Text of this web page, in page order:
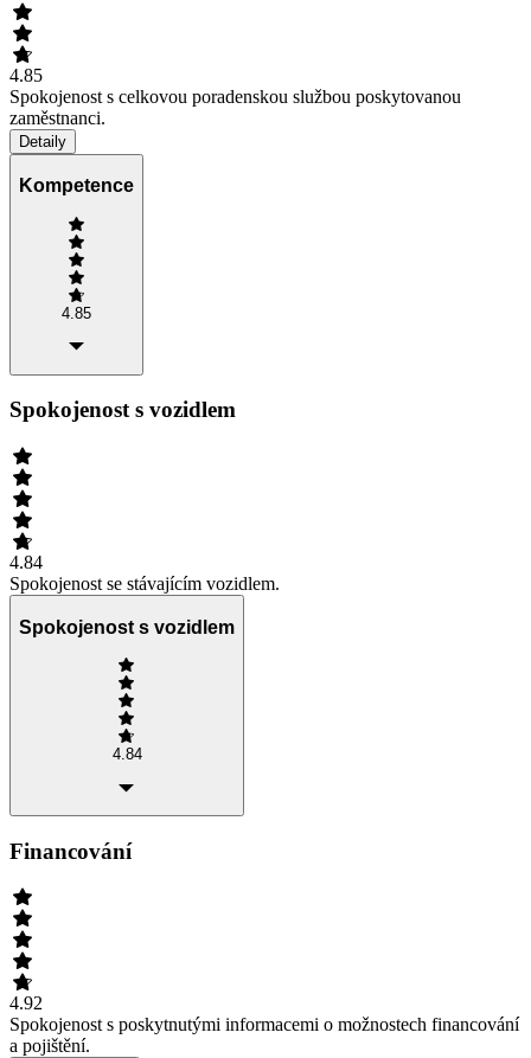
4.85
Spokojenost s celkovou poradenskou službou poskytovanou
zaměstnanci.
Detaily
Kompetence
4.85
Spokojenost s vozidlem
4.84
Spokojenost se stávajícím vozidlem.
Spokojenost s vozidlem
4.84
Financování
4.92
Spokojenost s poskytnutými informacemi o možnostech financování
a pojištění.